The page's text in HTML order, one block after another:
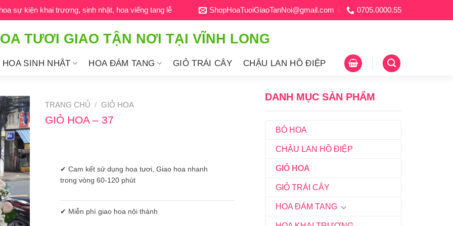
sự kiện khai trương, sinh nhật, hoa viếng tang lễ ShopHoaTuoiGiaoTanNoi@gmail.com 0705.0000.55
TƯƠI GIAO TẬN NƠI TẠI VĨNH LONG
HOA SINH NHẬT HOA ĐÁM TANG GIỎ TRÁI CÂY CHẬU LAN HỒ ĐIỆP
DANH MỤC SẢN PHẨM
BÓ HOA
CHẬU LAN HỒ ĐIỆP
GIỎ HOA
GIỎ TRÁI CÂY
HOA ĐÁM TANG
TRANG CHỦ / GIỎ HOA
GIỎ HOA – 37
✔ Cam kết sử dụng hoa tươi, Giao hoa nhanh
trong vòng 60-120 phút
✔ Miễn phí giao hoa nội thành